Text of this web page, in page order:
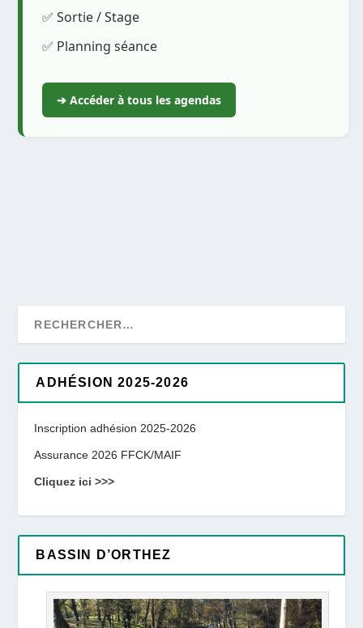
✅ Sortie / Stage
✅ Planning séance
➔ Accéder à tous les agendas
ADHÉSION 2025-2026
Inscription adhésion 2025-2026
Assurance 2026 FFCK/MAIF
Cliquez ici >>>
BASSIN D’ORTHEZ